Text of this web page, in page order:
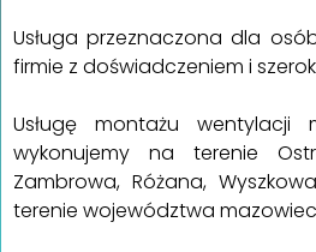
Usługa przeznaczona dla
firmie z doświadczeniem i
Usługę montażu wentylacji
wykonujemy na terenie
Zambrowa, Różana,
terenie województwa